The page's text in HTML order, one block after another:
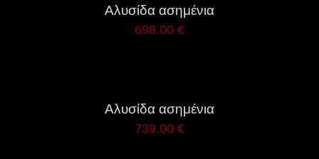
Αλυσίδα ασημένια
698.00 €
Αλυσίδα ασημένια
739.00 €